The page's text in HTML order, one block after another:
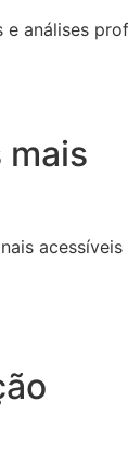
e análises
mais